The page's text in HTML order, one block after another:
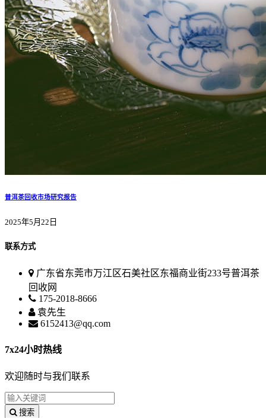
普洱茶回收市场研究报告
2025年5月22日
联系方式
广东省东莞市万江区石美社区东福商业街233号普洱茶
回收网
175-2018-8666
袁先生
6152413@qq.com
7x24小时热线
欢迎随时与我们联系
搜索